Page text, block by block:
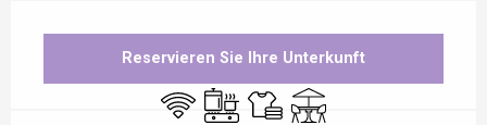
Reservieren Sie Ihre Unterkunft
Wi-Fi KochplatteBettwäsche und Laken
Terrasse